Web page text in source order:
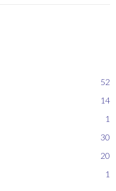
52
14
1
30
20
1